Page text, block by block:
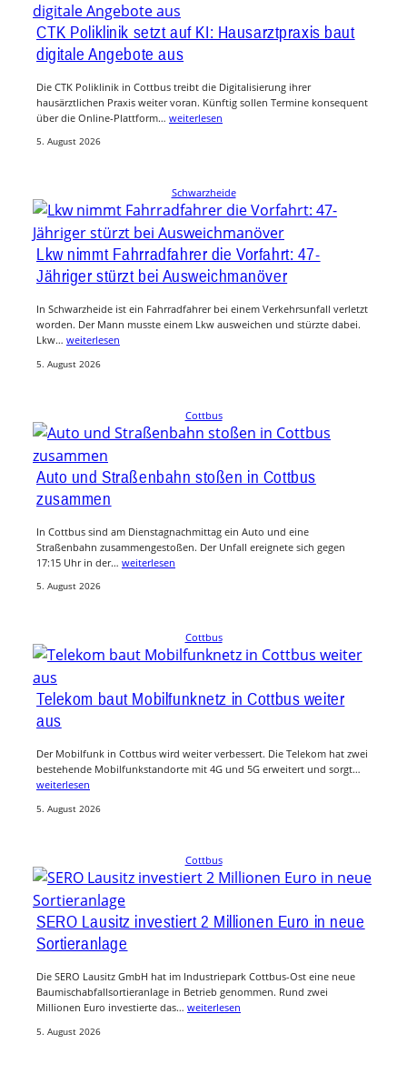
CTK Poliklinik setzt auf KI: Hausarztpraxis baut
digitale Angebote aus
Die CTK Poliklinik in Cottbus treibt die Digitalisierung ihrer
hausärztlichen Praxis weiter voran. Künftig sollen Termine konsequent
über die Online-Plattform… weiterlesen
5. August 2026
Schwarzheide
Lkw nimmt Fahrradfahrer die Vorfahrt: 47-
Jähriger stürzt bei Ausweichmanöver
In Schwarzheide ist ein Fahrradfahrer bei einem Verkehrsunfall verletzt
worden. Der Mann musste einem Lkw ausweichen und stürzte dabei.
Lkw… weiterlesen
5. August 2026
Cottbus
Auto und Straßenbahn stoßen in Cottbus
zusammen
In Cottbus sind am Dienstagnachmittag ein Auto und eine
Straßenbahn zusammengestoßen. Der Unfall ereignete sich gegen
17:15 Uhr in der… weiterlesen
5. August 2026
Cottbus
Telekom baut Mobilfunknetz in Cottbus weiter
aus
Der Mobilfunk in Cottbus wird weiter verbessert. Die Telekom hat zwei
bestehende Mobilfunkstandorte mit 4G und 5G erweitert und sorgt…
weiterlesen
5. August 2026
Cottbus
SERO Lausitz investiert 2 Millionen Euro in neue
Sortieranlage
Die SERO Lausitz GmbH hat im Industriepark Cottbus-Ost eine neue
Baumischabfallsortieranlage in Betrieb genommen. Rund zwei
Millionen Euro investierte das… weiterlesen
5. August 2026